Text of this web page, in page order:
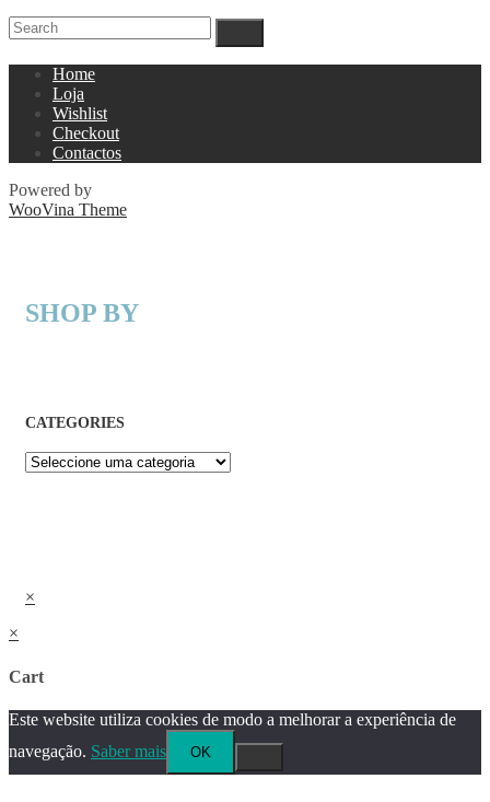
Home
Loja
Wishlist
Checkout
Contactos
Powered by
WooVina Theme
SHOP BY
CATEGORIES
×
×
Cart
Este website utiliza cookies de modo a melhorar a experiência de
navegação. Saber mais OK